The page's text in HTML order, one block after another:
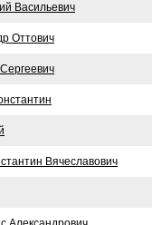
Васильевич
Оттович
Вячеславович